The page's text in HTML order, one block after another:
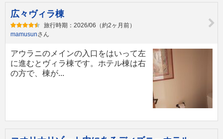
広々ヴィラ棟
旅行時期：2026/06（約2ヶ月前）
mamusunさん
アウラニのメインの入口をはいって左
に進むとヴィラ棟です。ホテル棟は右
の方で、棟が...